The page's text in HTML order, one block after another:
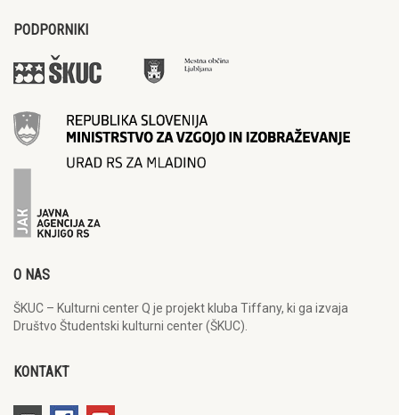
PODPORNIKI
O NAS
ŠKUC – Kulturni center Q je projekt kluba Tiffany, ki ga izvaja
Društvo Študentski kulturni center (ŠKUC).
KONTAKT